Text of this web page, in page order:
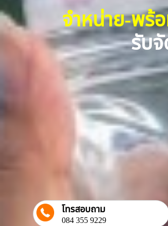
จำหน่าย-พร้
รับจั
โทรสอบถาม
084 355 9229